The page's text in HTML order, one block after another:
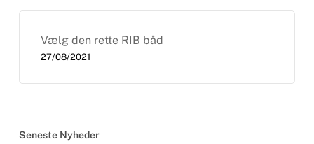
Vælg den rette RIB båd
27/08/2021
Seneste Nyheder